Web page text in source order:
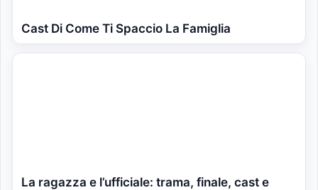
Cast Di Come Ti Spaccio La Famiglia
La ragazza e l’ufficiale: trama, finale, cast e